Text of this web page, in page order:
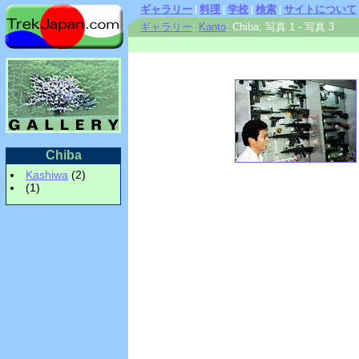
ギャラリー | 料理 | 学校 | 検索 | サイトについて
ギャラリー: Kanto: Chiba: 写真 1 - 写真 3
Chiba
Kashiwa (2)
(1)